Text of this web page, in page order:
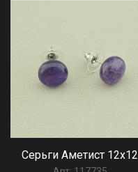
Серьги Аметист 12х12